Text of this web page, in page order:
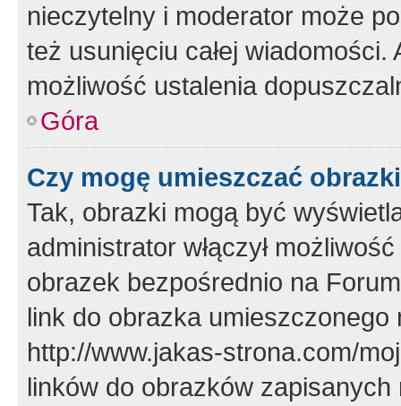
nieczytelny i moderator może
też usunięciu całej
możliwość ustalenia
Góra
Czy mogę umieszczać
Tak, obrazki mogą być
administrator włączył
obrazek bezpośrednio na
link do obrazka
http://www.jakas-strona.com/
linków do obrazków